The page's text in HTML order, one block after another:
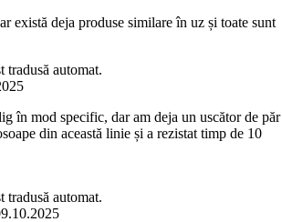
există deja produse similare în uz și toate sunt
tradusă automat.
în mod specific, dar am deja un uscător de păr
din această linie și a rezistat timp de 10
tradusă automat.